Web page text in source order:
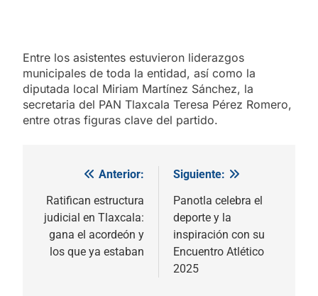
Entre los asistentes estuvieron liderazgos
municipales de toda la entidad, así como la
diputada local Miriam Martínez Sánchez, la
secretaria del PAN Tlaxcala Teresa Pérez Romero,
entre otras figuras clave del partido.
Navegación
de
entradas
Anterior:
Ratifican estructura
judicial en Tlaxcala:
gana el acordeón y
los que ya estaban
Siguiente:
Panotla celebra el
deporte y la
inspiración con su
Encuentro Atlético
2025